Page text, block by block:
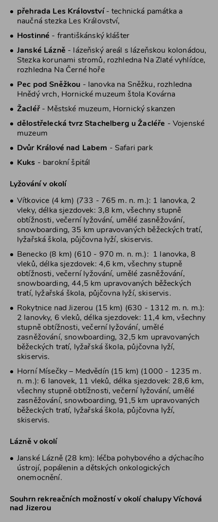
přehrada Les Království - technická památka a
naučná stezka Les Království,
Hostinné - františkánský klášter
Janské Lázně - lázeňský areál s lázeňskou kolonádou,
Stezka korunami stromů, rozhledna Na Zlaté vyhlídce,
rozhledna Na Černé hoře
Pec pod Sněžkou - lanovka na Sněžku, rozhledna
Hnědý vrch, Hornické muzeum štola Kovárna
Žacléř - Městské muzeum, Hornický skanzen
dělostřelecká tvrz Stachelberg u Žacléře - Vojenské
muzeum
Dvůr Králové nad Labem - Safari park
Kuks - barokní špitál
Lyžování v okolí
Vítkovice (4 km) (733 - 765 m. n. m.): 1 lanovka, 2
vleky, délka sjezdovek: 3,8 km, všechny stupně
obtížnosti, večerní lyžování, umělé zasněžování,
snowboarding, 35 km upravovaných běžeckých tratí,
lyžařská škola, půjčovna lyží, skiservis.
Benecko (8 km) (610 - 970 m. n. m.): 1 lanovka, 8
vleků, délka sjezdovek: 4,6 km, všechny stupně
obtížnosti, večerní lyžování, umělé zasněžování,
snowboarding, 44,5 km upravovaných běžeckých
tratí, lyžařská škola, půjčovna lyží, skiservis.
Rokytnice nad Jizerou (15 km) (630 - 1312 m. n. m.):
2 lanovky, 6 vleků, délka sjezdovek: 11,4 km, všechny
stupně obtížnosti, večerní lyžování, umělé
zasněžování, snowboarding, 32,5 km upravovaných
běžeckých tratí, lyžařská škola, půjčovna lyží,
skiservis.
Horní Mísečky – Medvědín (15 km) (1000 - 1235 m.
n. m.): 6 lanovek, 11 vleků, délka sjezdovek: 28,6 km,
všechny stupně obtížnosti, večerní lyžování, umělé
zasněžování, snowboarding, 91,5 km upravovaných
běžeckých tratí, lyžařská škola, půjčovna lyží,
skiservis.
Lázně v okolí
Janské Lázně (28 km): léčba pohybového a dýchacího
ústrojí, popálenin a dětských onkologických
onemocnění.
Souhrn rekreačních možností v okolí chalupy Víchová
nad Jizerou